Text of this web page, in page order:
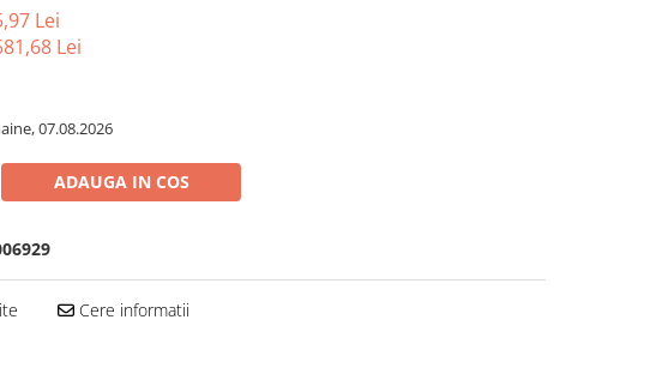
Lei
Lei
07.08.2026
ADAUGA IN COS
Cere informatii